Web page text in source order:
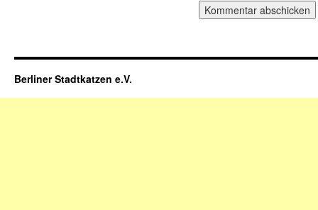
Berliner Stadtkatzen e.V.